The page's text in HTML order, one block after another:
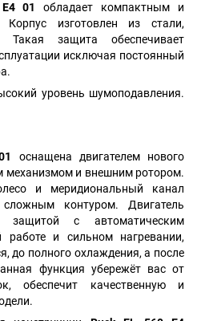
01
обладает компактным и
изготовлен из стали,
Такая защита обеспечивает
исключая постоянный
уровень шумоподавления.
оснащена двигателем нового
механизмом и внешним ротором.
и меридиональный канал
контуром. Двигатель
защитой с автоматическим
работе и сильном нагревании,
до полного охлаждения, а после
функция убережёт вас от
обеспечит качественную и